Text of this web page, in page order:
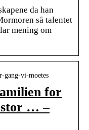
da han
så talentet
mening om
gang-vi-moetes
for
… –